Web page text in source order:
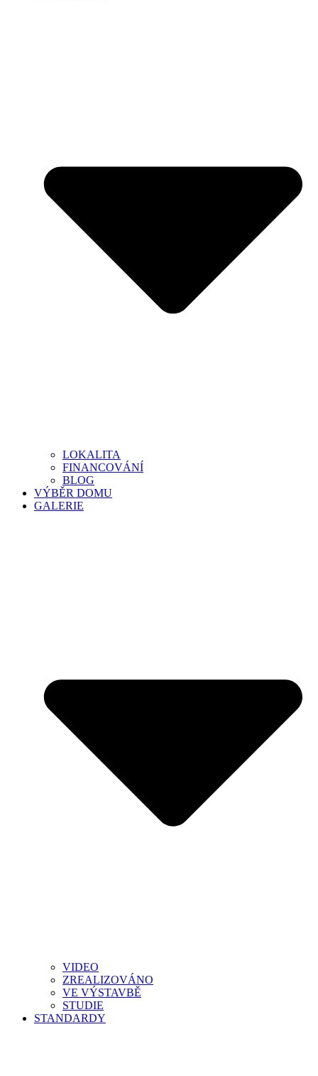
LOKALITA
FINANCOVÁNÍ
BLOG
VÝBĚR DOMU
GALERIE
VIDEO
ZREALIZOVÁNO
VE VÝSTAVBĚ
STUDIE
STANDARDY